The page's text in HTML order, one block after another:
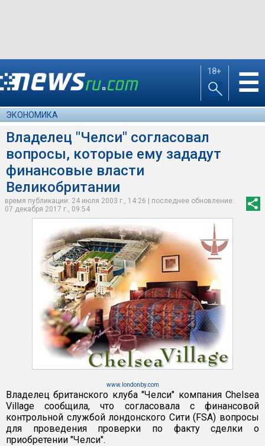
18+ ☰
ЭКОНОМИКА
Владелец "Челси" согласовал
вопросы, которые ему зададут
финансовые власти
Великобритании
время публикации: 24 июля 2003 г., 14:26 | последнее обновление:
07 декабря 2017 г., 09:54
www.londonby.com
Владелец британского клуба "Челси" компания Chelsea
Village сообщила, что согласовала с финансовой
контрольной службой лондонского Сити (FSA) вопросы
для проведения проверки по факту сделки о
приобретении "Челси".